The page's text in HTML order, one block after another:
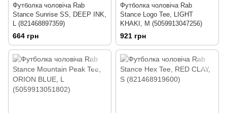
Футболка чоловіча Rab
Stance Sunrise SS, DEEP INK,
L (821468897359)
664 грн
Футболка чоловіча Rab
Stance Logo Tee, LIGHT
KHAKI, M (5059913047256)
921 грн